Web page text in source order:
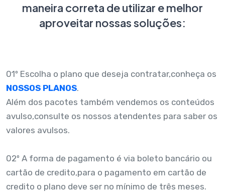
maneira correta de utilizar e melhor
aproveitar nossas soluções:
01º Escolha o plano que deseja contratar,conheça os
NOSSOS PLANOS.
Além dos pacotes também vendemos os conteúdos
avulso,consulte os nossos atendentes para saber os
valores avulsos.
02º A forma de pagamento é via boleto bancário ou
cartão de credito,para o pagamento em cartão de
credito o plano deve ser no mínimo de três meses.